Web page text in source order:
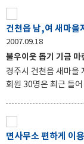
시간이지만 우리 이웃
는 의미있는 시간이 되었다 한편, 불국사에서는 매년 추석, 설명절,
신날에 정기적으로 관
비의 정신을 널리 실
건천읍 남,여 새마을
2007.09.18
불우이웃 돕기 기금 마
경주시 건천읍 새마을
회원 30명은 최근 들
익금으로 어려운 학생들에게
면사무소 편하게 이